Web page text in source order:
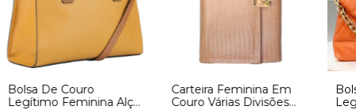
Bolsa De Couro
Legítimo Feminina Alça
Carteira Feminina Em
Couro Várias Divisões